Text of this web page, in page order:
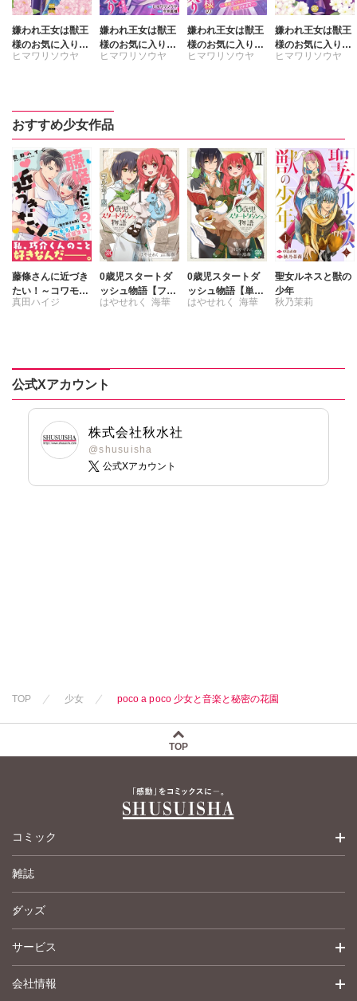
嫌われ王女は獣王
様のお気に入り～
毒姫がリセットし
ヒマワリソウヤ
嫌われ王女は獣王
様のお気に入り～
毒姫がリセットし
ヒマワリソウヤ
嫌われ王女は獣王
様のお気に入り～
毒姫がリセットし
ヒマワリソウヤ
嫌われ王女は獣王
様のお気に入り～
毒姫がリセットし
ヒマワリソウヤ
おすすめ少女作品
藤條さんに近づき
たい！～コワモテ
男子と同居生活～
真田ハイジ
0歳児スタートダ
ッシュ物語【フル
カラー版】【単行
はやせれく 海華
0歳児スタートダ
ッシュ物語【単行
本版】7
はやせれく 海華
聖女ルネスと獣の
少年
秋乃茉莉
公式Xアカウント
株式会社秋水社
@shusuisha
公式Xアカウント
TOP 少女 poco a poco 少女と音楽と秘密の花園
TOP
コミック
少女コミック
女性コミック
ペットコミック
青年コミック
雑誌
グッズ
サービス
詳細検索
会社情報